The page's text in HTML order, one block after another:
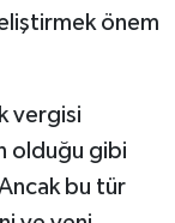
önem
vergisi
olduğu gibi
bu tür